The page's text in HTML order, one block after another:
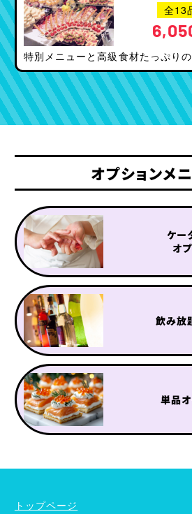
500名様以下
利用シーンから
セミナー・講演会
イベント
社内懇親会・
学校での謝恩会・
交流会
全13
特別メニューと高級食材たっぷりの
オプションメ
ケー
オ
飲み放
単品
ケータリングプ
ドリンクメニ
単品オプショ
トップページ